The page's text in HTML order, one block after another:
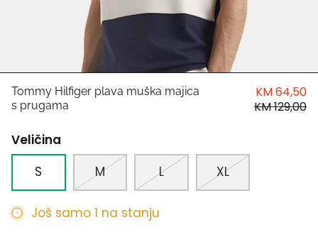
Antony Morato
LIU JO
Harvard
Tommy Hilfiger plava muška majica
s prugama
KM 64,50
KM 129,00
Veličina
S
M L XL
Još samo 1 na stanju